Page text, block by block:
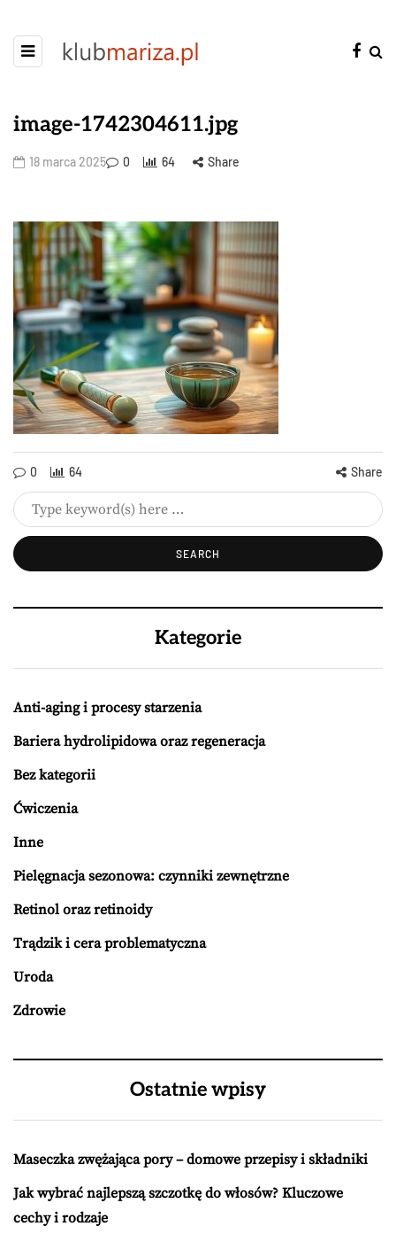
image-1742304611.jpg
18 marca 2025 0 64 Share
0 64 Share
Kategorie
Anti-aging i procesy starzenia
Bariera hydrolipidowa oraz regeneracja
Bez kategorii
Ćwiczenia
Inne
Pielęgnacja sezonowa: czynniki zewnętrzne
Retinol oraz retinoidy
Trądzik i cera problematyczna
Uroda
Zdrowie
Ostatnie wpisy
Maseczka zwężająca pory – domowe przepisy i składniki
Jak wybrać najlepszą szczotkę do włosów? Kluczowe
cechy i rodzaje